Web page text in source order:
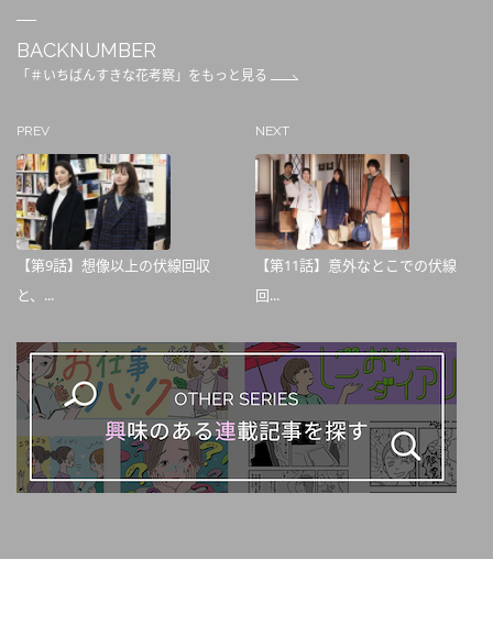
BACKNUMBER
「＃いちばんすきな花考察」をもっと見る
PREV
【第9話】想像以上の伏線回収
と、...
NEXT
【第11話】意外なとこでの伏線
回...